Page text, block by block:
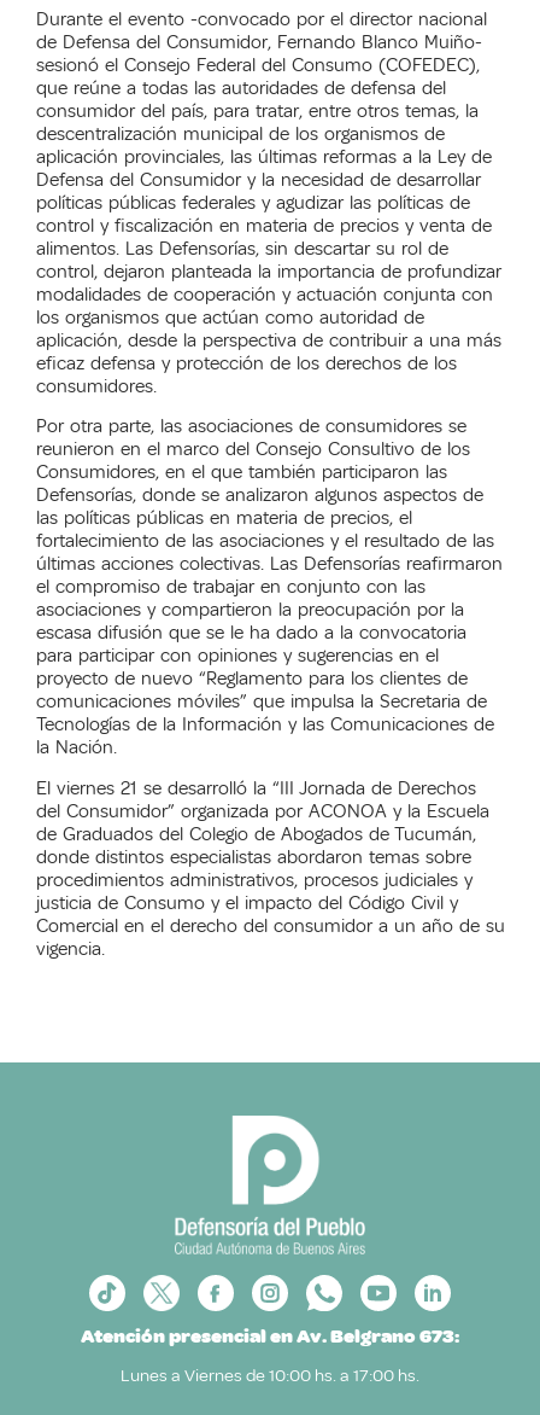
Durante el evento -convocado por el director nacional
de Defensa del Consumidor, Fernando Blanco Muiño-
sesionó el Consejo Federal del Consumo (COFEDEC),
que reúne a todas las autoridades de defensa del
consumidor del país, para tratar, entre otros temas, la
descentralización municipal de los organismos de
aplicación provinciales, las últimas reformas a la Ley de
Defensa del Consumidor y la necesidad de desarrollar
políticas públicas federales y agudizar las políticas de
control y fiscalización en materia de precios y venta de
alimentos. Las Defensorías, sin descartar su rol de
control, dejaron planteada la importancia de profundizar
modalidades de cooperación y actuación conjunta con
los organismos que actúan como autoridad de
aplicación, desde la perspectiva de contribuir a una más
eficaz defensa y protección de los derechos de los
consumidores.
Por otra parte, las asociaciones de consumidores se
reunieron en el marco del Consejo Consultivo de los
Consumidores, en el que también participaron las
Defensorías, donde se analizaron algunos aspectos de
las políticas públicas en materia de precios, el
fortalecimiento de las asociaciones y el resultado de las
últimas acciones colectivas. Las Defensorías reafirmaron
el compromiso de trabajar en conjunto con las
asociaciones y compartieron la preocupación por la
escasa difusión que se le ha dado a la convocatoria
para participar con opiniones y sugerencias en el
proyecto de nuevo “Reglamento para los clientes de
comunicaciones móviles” que impulsa la Secretaria de
Tecnologías de la Información y las Comunicaciones de
la Nación.
El viernes 21 se desarrolló la “III Jornada de Derechos
del Consumidor” organizada por ACONOA y la Escuela
de Graduados del Colegio de Abogados de Tucumán,
donde distintos especialistas abordaron temas sobre
procedimientos administrativos, procesos judiciales y
justicia de Consumo y el impacto del Código Civil y
Comercial en el derecho del consumidor a un año de su
vigencia.
Atención presencial en Av. Belgrano 673:
Lunes a Viernes de 10:00 hs. a 17:00 hs.